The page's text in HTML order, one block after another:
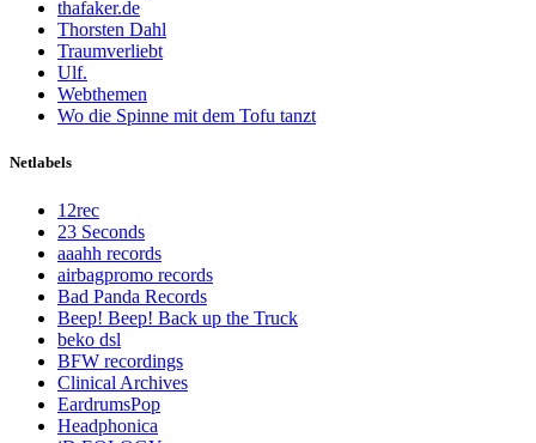
thafaker.de
Thorsten Dahl
Traumverliebt
Ulf.
Webthemen
Wo die Spinne mit dem Tofu tanzt
Netlabels
12rec
23 Seconds
aaahh records
airbagpromo records
Bad Panda Records
Beep! Beep! Back up the Truck
beko dsl
BFW recordings
Clinical Archives
EardrumsPop
Headphonica